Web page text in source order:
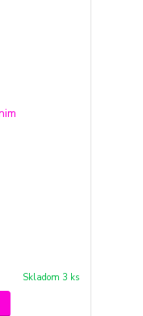
Skladom 3 ks